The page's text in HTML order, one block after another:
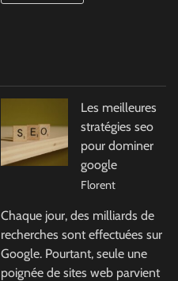
Les meilleures
stratégies seo
pour dominer
google
Florent
Chaque jour, des milliards de
recherches sont effectuées sur
Google. Pourtant, seule une
poignée de sites web parvient